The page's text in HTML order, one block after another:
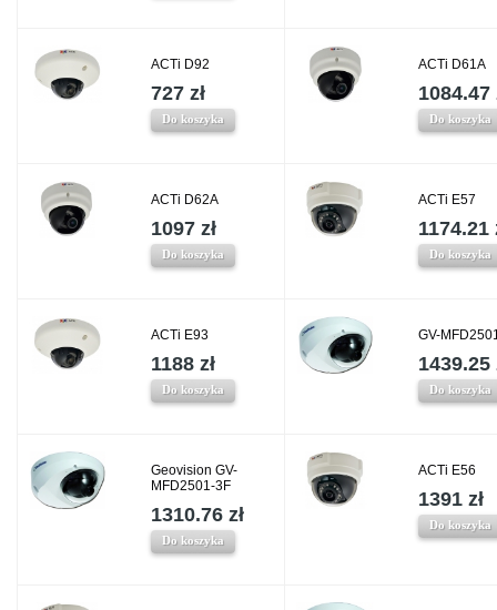
ACTi D92
727 zł
Do koszyka
ACTi D61A
1084.47
Do koszyka
ACTi D62A
1097 zł
Do koszyka
ACTi E57
1174.21
Do koszyka
ACTi E93
1188 zł
Do koszyka
GV-
1439.25
Do koszyka
Geovision GV-
MFD2501-3F
1310.76 zł
Do koszyka
ACTi E56
1391 zł
Do koszyka